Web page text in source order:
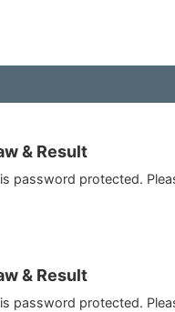
& Result
password protected.
& Result
password protected.